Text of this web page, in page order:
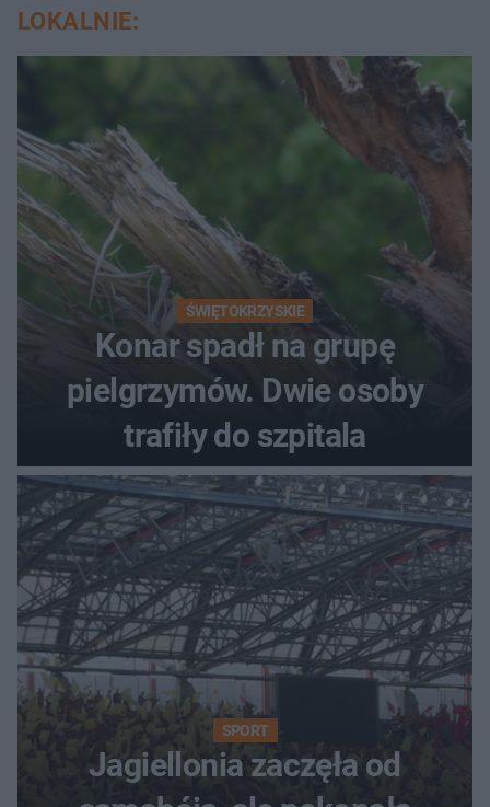
LOKALNIE:
ŚWIĘTOKRZYSKIE
Konar spadł na grupę
pielgrzymów. Dwie osoby
trafiły do szpitala
SPORT
Jagiellonia zaczęła od